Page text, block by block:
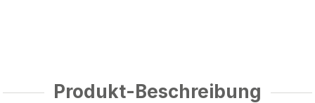
Produkt-Beschreibung